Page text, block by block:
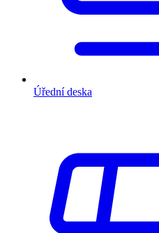
Úřední deska